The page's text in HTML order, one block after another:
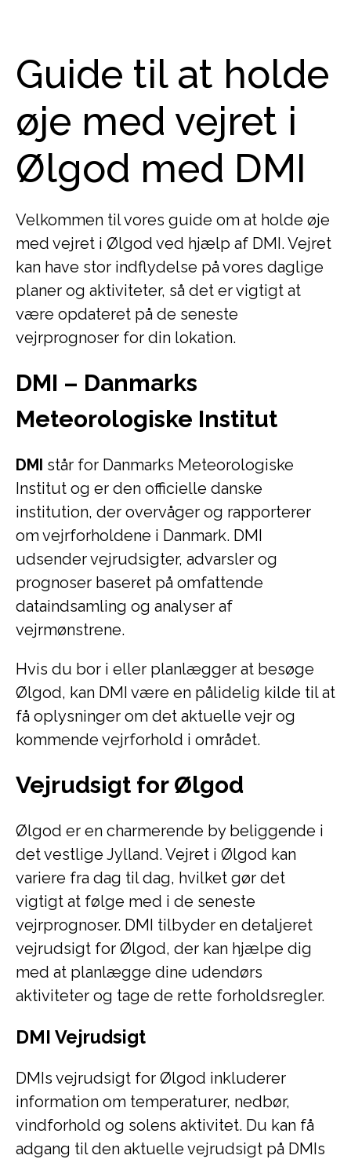
Guide til at holde
øje med vejret i
Ølgod med DMI
Velkommen til vores guide om at holde øje
med vejret i Ølgod ved hjælp af DMI. Vejret
kan have stor indflydelse på vores daglige
planer og aktiviteter, så det er vigtigt at
være opdateret på de seneste
vejrprognoser for din lokation.
DMI – Danmarks
Meteorologiske Institut
DMI står for Danmarks Meteorologiske
Institut og er den officielle danske
institution, der overvåger og rapporterer
om vejrforholdene i Danmark. DMI
udsender vejrudsigter, advarsler og
prognoser baseret på omfattende
dataindsamling og analyser af
vejrmønstrene.
Hvis du bor i eller planlægger at besøge
Ølgod, kan DMI være en pålidelig kilde til at
få oplysninger om det aktuelle vejr og
kommende vejrforhold i området.
Vejrudsigt for Ølgod
Ølgod er en charmerende by beliggende i
det vestlige Jylland. Vejret i Ølgod kan
variere fra dag til dag, hvilket gør det
vigtigt at følge med i de seneste
vejrprognoser. DMI tilbyder en detaljeret
vejrudsigt for Ølgod, der kan hjælpe dig
med at planlægge dine udendørs
aktiviteter og tage de rette forholdsregler.
DMI Vejrudsigt
DMIs vejrudsigt for Ølgod inkluderer
information om temperaturer, nedbør,
vindforhold og solens aktivitet. Du kan få
adgang til den aktuelle vejrudsigt på DMIs